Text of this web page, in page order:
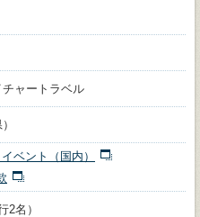
ャートラベル
ベント（国内）
2名）